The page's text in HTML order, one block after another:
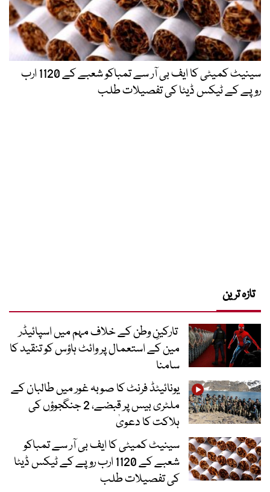
سینیٹ کمیٹی کا ایف بی آر سے تمباکو شعبے کے 1120 ارب
روپے کے ٹیکس ڈیٹا کی تفصیلات طلب
تازہ ترین
تارکینِ وطن کے خلاف مہم میں اسپائیڈر
مین کے استعمال پر وائٹ ہاؤس کو تنقید کا
سامنا
یونائیٹڈ فرنٹ کا صوبہ غور میں طالبان کے
ملٹری بیس پر قبضے، 2 جنگجوؤں کی
ہلاکت کا دعویٰ
سینیٹ کمیٹی کا ایف بی آر سے تمباکو
شعبے کے 1120 ارب روپے کے ٹیکس ڈیٹا
کی تفصیلات طلب